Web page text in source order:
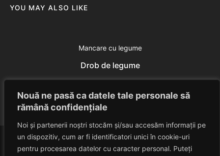
Nouă ne pasă ca datele tale personale să
rămână confidențiale
Noi și partenerii noștri stocăm și/sau accesăm informații pe
un dispozitiv, cum ar fi identificatori unici în cookie-uri
pentru procesarea datelor cu caracter personal. Puteți
YOU MAY ALSO LIKE
Mancare cu legume
Drob de legume
Eduard Nedelcu June 13, 2014